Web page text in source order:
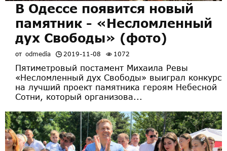
В Одессе появится новый
памятник - «Несломленный
дух Свободы» (фото)
от odmedia 2019-11-08 1072
Пятиметровый постамент Михаила Ревы
«Несломленный дух Свободы» выиграл конкурс
на лучший проект памятника героям Небесной
Сотни, который организова...